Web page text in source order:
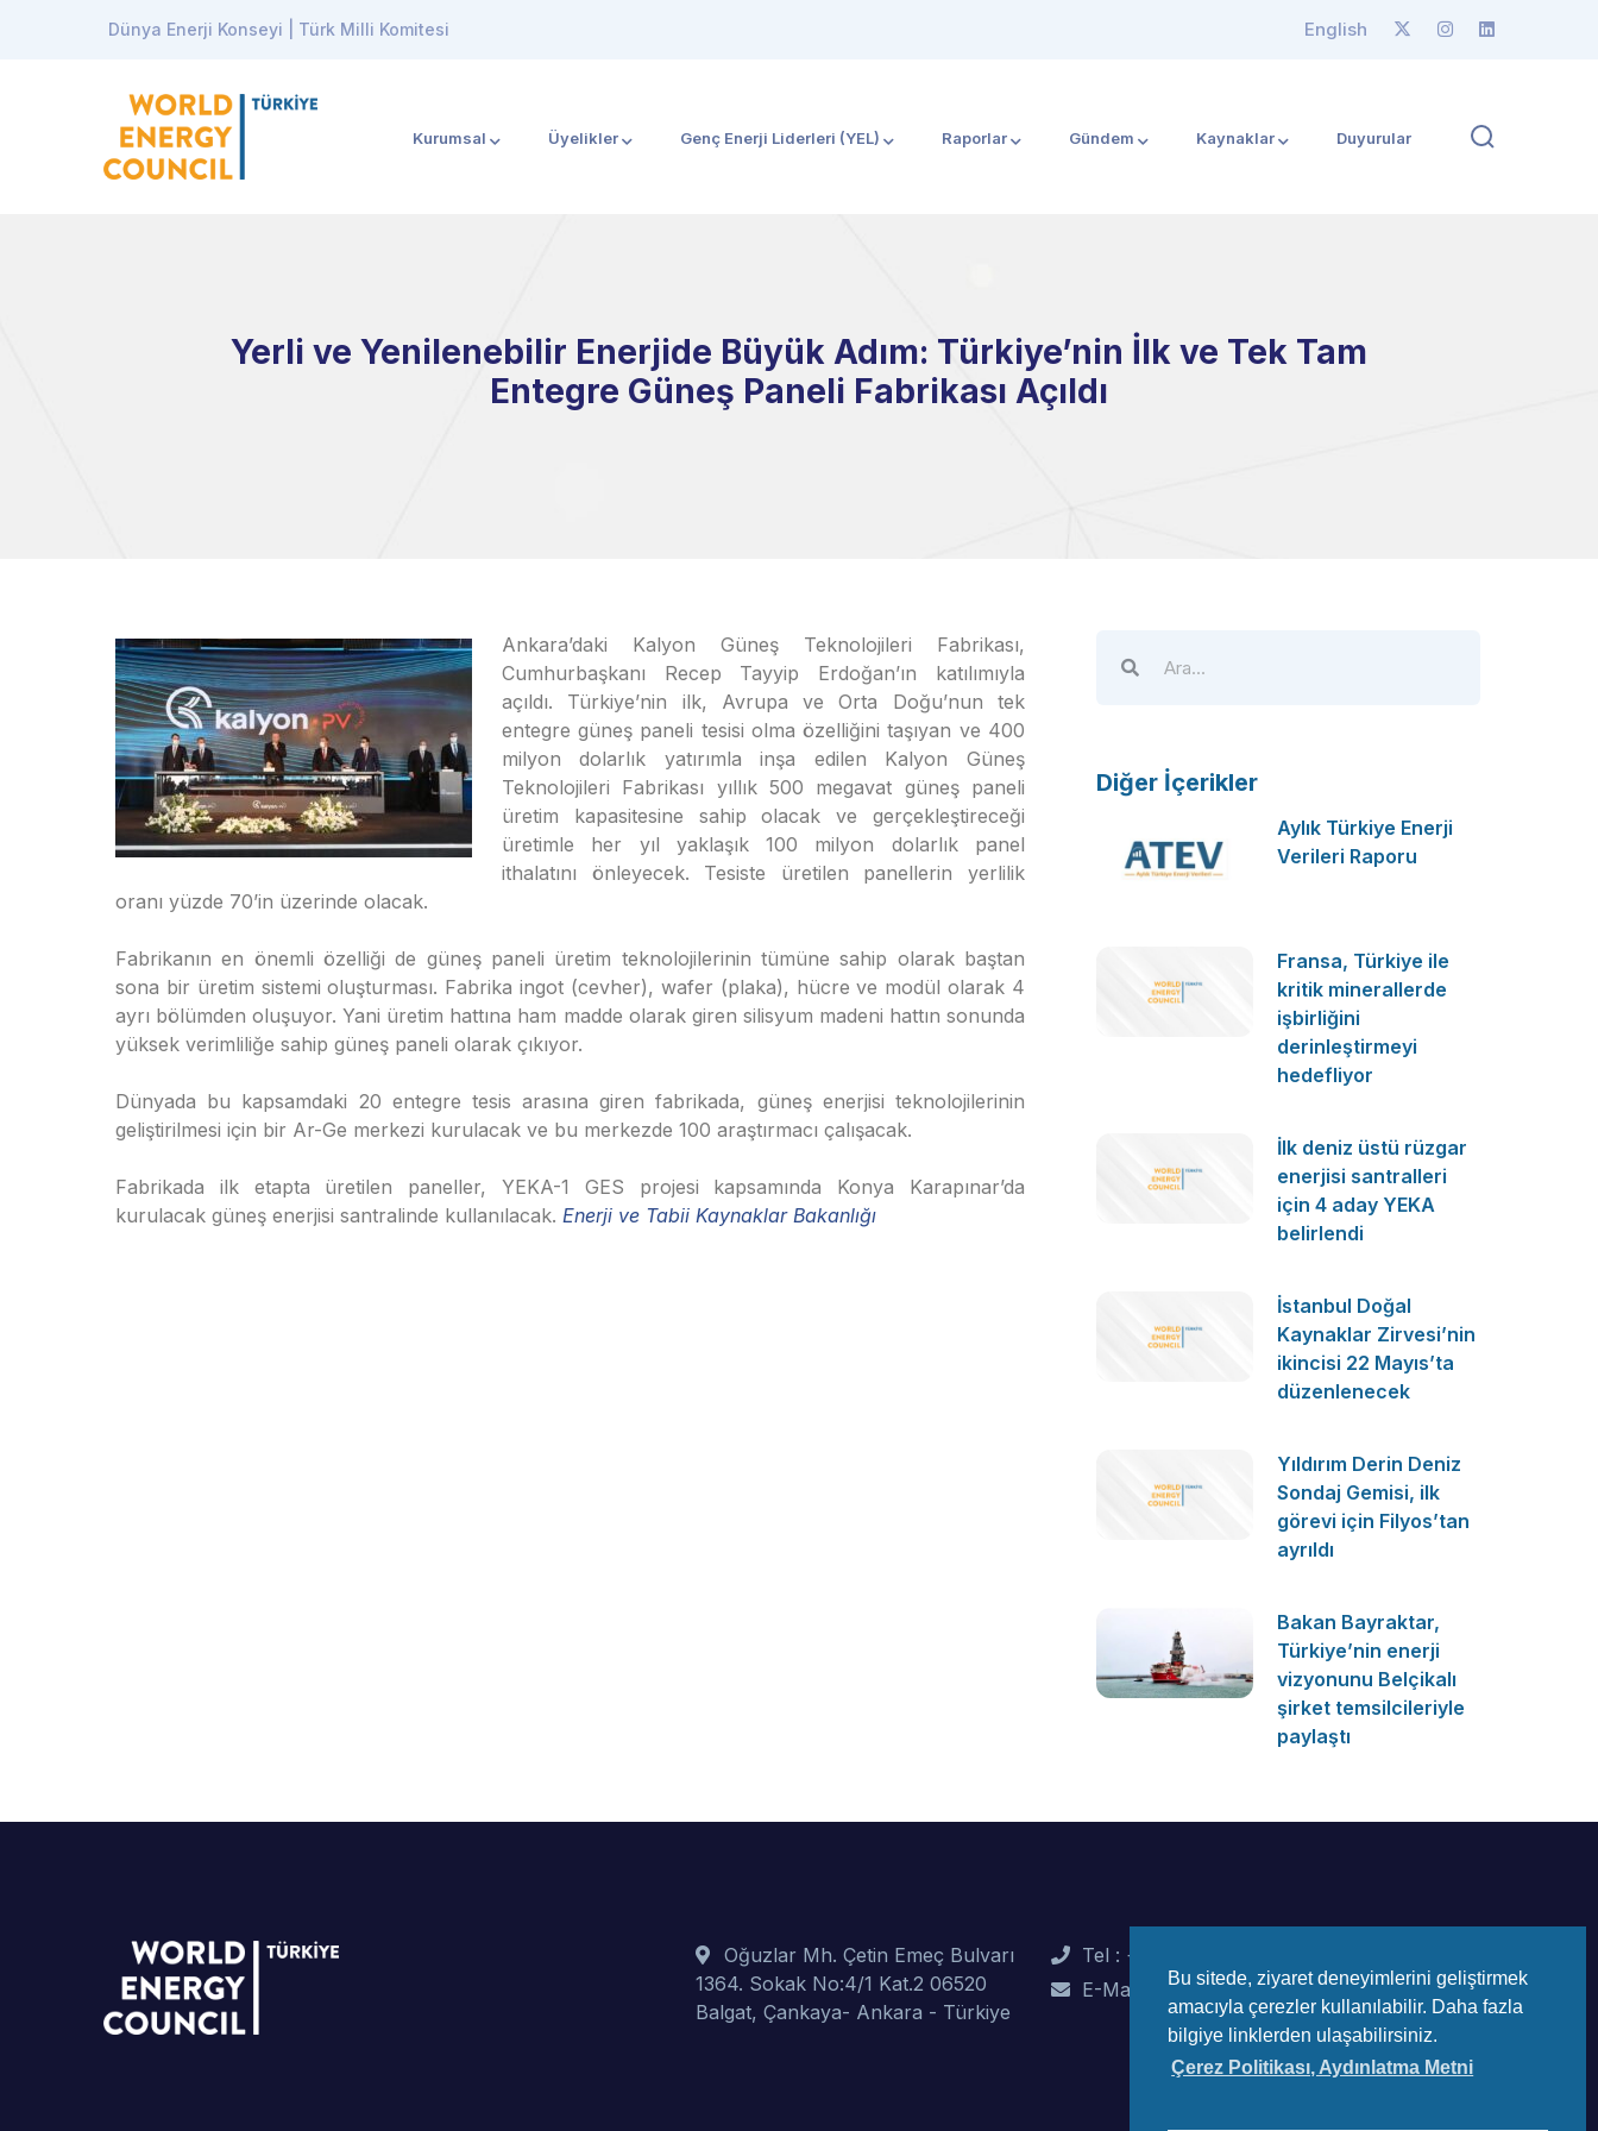
Dünya Enerji Konseyi | Türk Milli Komitesi English
Kurumsal Üyelikler Genç Enerji Liderleri (YEL) Raporlar Gündem Kaynaklar Duyurular
Yerli ve Yenilenebilir Enerjide Büyük Adım: Türkiye’nin İlk ve Tek Tam
Entegre Güneş Paneli Fabrikası Açıldı
Ankara’daki Kalyon Güneş Teknolojileri Fabrikası,
Cumhurbaşkanı Recep Tayyip Erdoğan’ın katılımıyla
açıldı. Türkiye’nin ilk, Avrupa ve Orta Doğu’nun tek
entegre güneş paneli tesisi olma özelliğini taşıyan ve 400
milyon dolarlık yatırımla inşa edilen Kalyon Güneş
Teknolojileri Fabrikası yıllık 500 megavat güneş paneli
üretim kapasitesine sahip olacak ve gerçekleştireceği
üretimle her yıl yaklaşık 100 milyon dolarlık panel
ithalatını önleyecek. Tesiste üretilen panellerin yerlilik
oranı yüzde 70’in üzerinde olacak.
Fabrikanın en önemli özelliği de güneş paneli üretim teknolojilerinin tümüne sahip olarak baştan
sona bir üretim sistemi oluşturması. Fabrika ingot (cevher), wafer (plaka), hücre ve modül olarak 4
ayrı bölümden oluşuyor. Yani üretim hattına ham madde olarak giren silisyum madeni hattın sonunda
yüksek verimliliğe sahip güneş paneli olarak çıkıyor.
Dünyada bu kapsamdaki 20 entegre tesis arasına giren fabrikada, güneş enerjisi teknolojilerinin
geliştirilmesi için bir Ar-Ge merkezi kurulacak ve bu merkezde 100 araştırmacı çalışacak.
Fabrikada ilk etapta üretilen paneller, YEKA-1 GES projesi kapsamında Konya Karapınar’da
kurulacak güneş enerjisi santralinde kullanılacak. Enerji ve Tabii Kaynaklar Bakanlığı
Diğer İçerikler
Aylık Türkiye Enerji
Verileri Raporu
Fransa, Türkiye ile
kritik minerallerde
işbirliğini
derinleştirmeyi
hedefliyor
İlk deniz üstü rüzgar
enerjisi santralleri
için 4 aday YEKA
belirlendi
İstanbul Doğal
Kaynaklar Zirvesi’nin
ikincisi 22 Mayıs’ta
düzenlenecek
Yıldırım Derin Deniz
Sondaj Gemisi, ilk
görevi için Filyos’tan
ayrıldı
Bakan Bayraktar,
Türkiye’nin enerji
vizyonunu Belçikalı
şirket temsilcileriyle
paylaştı
Oğuzlar Mh. Çetin Emeç Bulvarı
1364. Sokak No:4/1 Kat.2 06520
Balgat, Çankaya- Ankara - Türkiye
Tel : +90 (312) 442 82 78
E-Mail : info@wec-turkiye.org.tr
Bu sitede, ziyaret deneyimlerini geliştirmek
amacıyla çerezler kullanılabilir. Daha fazla
bilgiye linklerden ulaşabilirsiniz.
Çerez Politikası, Aydınlatma Metni